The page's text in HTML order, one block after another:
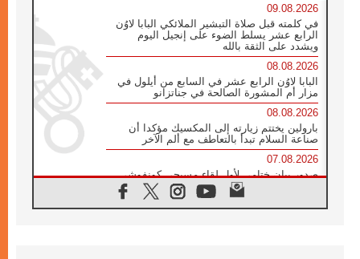
09.08.2026
في كلمته قبل صلاة التبشير الملائكي البابا لاوُن
الرابع عشر يسلط الضوء على إنجيل اليوم
ويشدد على الثقة بالله
08.08.2026
البابا لاوُن الرابع عشر في السابع من أيلول في
مزار أم المشورة الصالحة في جناتزانو
08.08.2026
بارولين يختتم زيارته إلى المكسيك مؤكدا أن
صناعة السلام تبدأ بالتعاطف مع ألم الآخر
07.08.2026
صدور بيان ختامي لأول لقاء مسيحي كونفوشي
بمشاركة الدائرة الفاتيكانية للحوار بين الأديان
07.08.2026